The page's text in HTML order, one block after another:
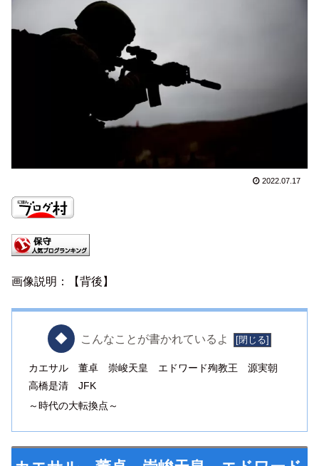
2022.07.17
画像説明：【背後】
こんなことが書かれているよ
カエサル 董卓 崇峻天皇 エドワード殉教王 源実朝
高橋是清 JFK
～時代の大転換点～